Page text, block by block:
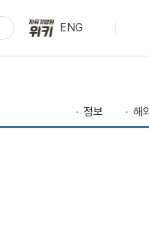
ENG
정보 해